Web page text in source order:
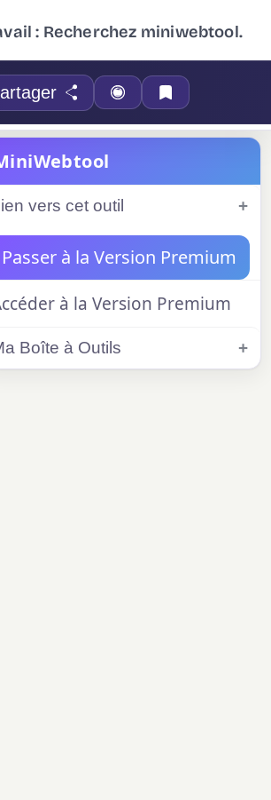
: Recherchez miniwebtool.
vers cet outil
Passer à la Version Premium
à la Version Premium
Boîte à Outils